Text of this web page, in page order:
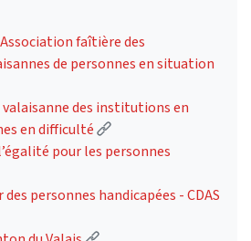
faîtière des
de personnes en situation
externe)
valaisanne des institutions en
en difficulté
(Lien externe)
pour les personnes
externe)
personnes handicapées - CDAS